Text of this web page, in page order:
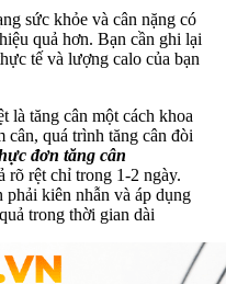
sức khỏe và cân nặng có
quả hơn. Bạn cần ghi lại
tế và lượng calo của bạn
là tăng cân một cách khoa
cân, quá trình tăng cân đòi
đơn tăng cân
rõ rệt chỉ trong 1-2 ngày.
kiên nhẫn và áp dụng
trong thời gian dài